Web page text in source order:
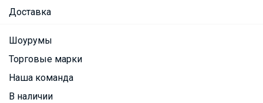
Доставка
Шоурумы
Торговые марки
Наша команда
В наличии